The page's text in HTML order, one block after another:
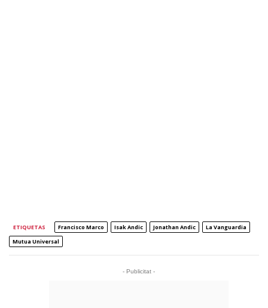
ETIQUETAS Francisco Marco Isak Andic Jonathan Andic
La Vanguardia
Mutua Universal
- Publicitat -